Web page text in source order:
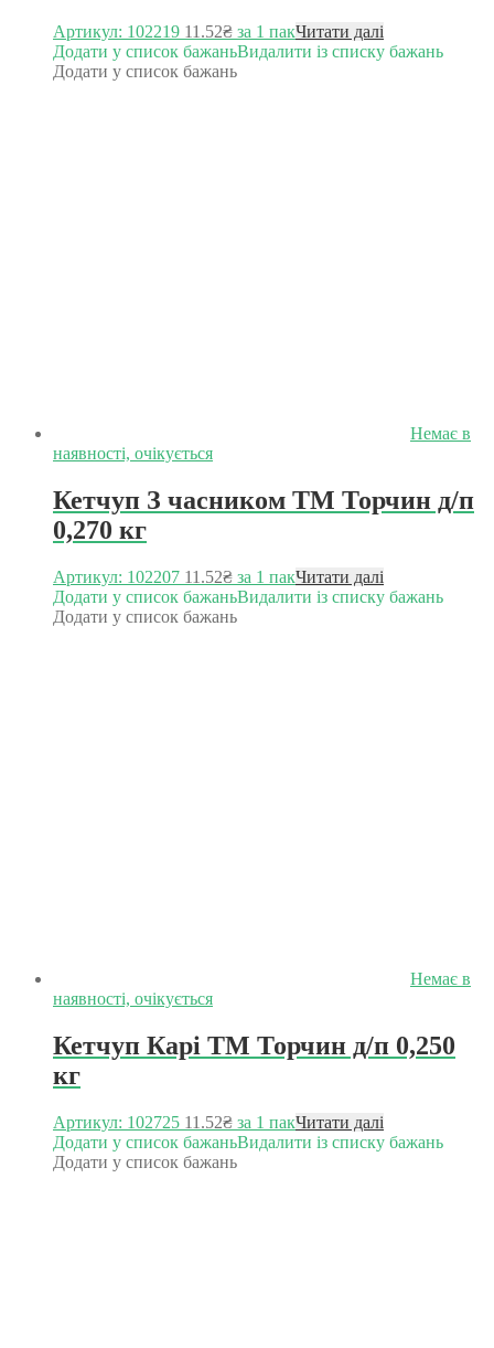
Артикул: 102219 11.52₴ за 1 пакЧитати далі
Додати у список бажаньВидалити із списку бажань
Додати у список бажань
Немає в
наявності, очікується
Кетчуп З часником ТМ Торчин д/п
0,270 кг
Артикул: 102207 11.52₴ за 1 пакЧитати далі
Додати у список бажаньВидалити із списку бажань
Додати у список бажань
Немає в
наявності, очікується
Кетчуп Карі ТМ Торчин д/п 0,250
кг
Артикул: 102725 11.52₴ за 1 пакЧитати далі
Додати у список бажаньВидалити із списку бажань
Додати у список бажань